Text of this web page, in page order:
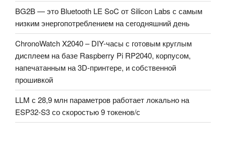
BG2B — это Bluetooth LE SoC от Silicon Labs с самым
низким энергопотреблением на сегодняшний день
ChronoWatch X2040 – DIY-часы с готовым круглым
дисплеем на базе Raspberry Pi RP2040, корпусом,
напечатанным на 3D-принтере, и собственной
прошивкой
LLM с 28,9 млн параметров работает локально на
ESP32-S3 со скоростью 9 токенов/с